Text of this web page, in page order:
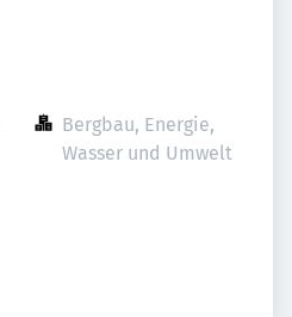
Bergbau, Energie,
Wasser und Umwelt